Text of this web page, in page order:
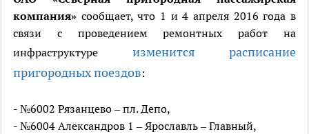
компания» сообщает, что 1 и 4 апреля 2016 года в
связи с проведением ремонтных работ на
инфраструктуре изменится расписание
пригородных поездов:
- №6002 Рязанцево – пл. Депо,
- №6004 Александров 1 – Ярославль – Главный,